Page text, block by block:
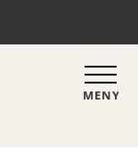
MENY